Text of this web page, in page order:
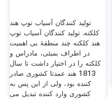
تولید کنندگان آسیاب توپ هند
کلکته. تولید کنندگان آسیاب توپ
هند کلکته چند منطقۀ بی اهمیت
در اطراف بمبئی، مادراس و
کلکته را در اختیار داشت تا سال
1813 هند عمدتا کشوری صادر
کننده بود، ولی از این پس به
کشوری وارد کننده تبدیل می